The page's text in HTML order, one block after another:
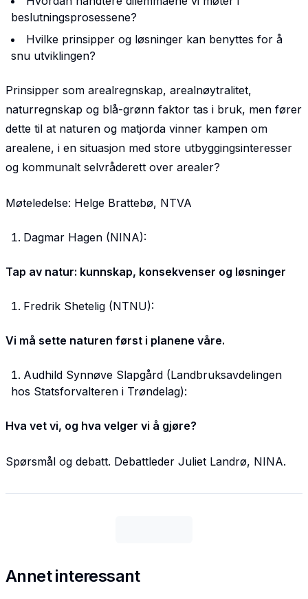
beslutningsprosessene?
Hvilke prinsipper og løsninger kan benyttes for å
snu utviklingen?
Prinsipper som arealregnskap, arealnøytralitet,
naturregnskap og blå-grønn faktor tas i bruk, men fører
dette til at naturen og matjorda vinner kampen om
arealene, i en situasjon med store utbyggingsinteresser
og kommunalt selvråderett over arealer?
Møteledelse: Helge Brattebø, NTVA
Dagmar Hagen (NINA):
Tap av natur: kunnskap, konsekvenser og løsninger
Fredrik Shetelig (NTNU):
Vi må sette naturen først i planene våre.
Audhild Synnøve Slapgård (Landbruksavdelingen
hos Statsforvalteren i Trøndelag):
Hva vet vi, og hva velger vi å gjøre?
Spørsmål og debatt. Debattleder Juliet Landrø, NINA.
Annet interessant